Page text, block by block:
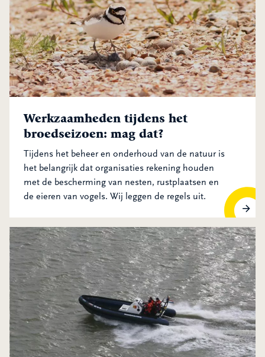
Werkzaamheden tijdens het
broedseizoen: mag dat?
Tijdens het beheer en onderhoud van de natuur is
het belangrijk dat organisaties rekening houden
met de bescherming van nesten, rustplaatsen en
de eieren van vogels. Wij leggen de regels uit.